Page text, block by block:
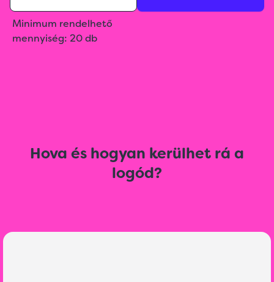
Minimum rendelhető
mennyiség: 20 db
Hova és hogyan kerülhet rá a
logód?